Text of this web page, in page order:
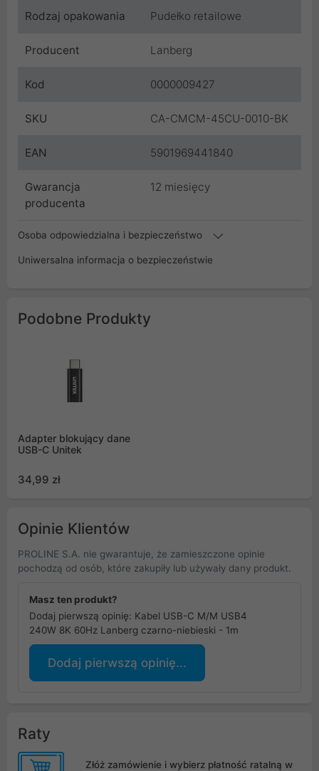
Rodzaj opakowania Pudełko retailowe
Producent Lanberg
Kod 0000009427
SKU CA-CMCM-45CU-0010-BK
EAN 5901969441840
Gwarancja
producenta
12 miesięcy
Osoba odpowiedzialna i bezpieczeństwo
Uniwersalna informacja o bezpieczeństwie
Podobne Produkty
Adapter blokujący dane
USB-C Unitek
34,99 zł
Opinie Klientów
PROLINE S.A. nie gwarantuje, że zamieszczone opinie
pochodzą od osób, które zakupiły lub używały dany produkt.
Masz ten produkt?
Dodaj pierwszą opinię: Kabel USB-C M/M USB4
240W 8K 60Hz Lanberg czarno-niebieski - 1m
Dodaj pierwszą opinię...
Raty
Złóż zamówienie i wybierz płatność ratalną w